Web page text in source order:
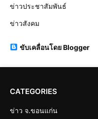
ข่าวประชาสัมพันธ์
ข่าวสังคม
ขับเคลื่อนโดย Blogger
CATEGORIES
ข่าว จ.ขอนแก่น